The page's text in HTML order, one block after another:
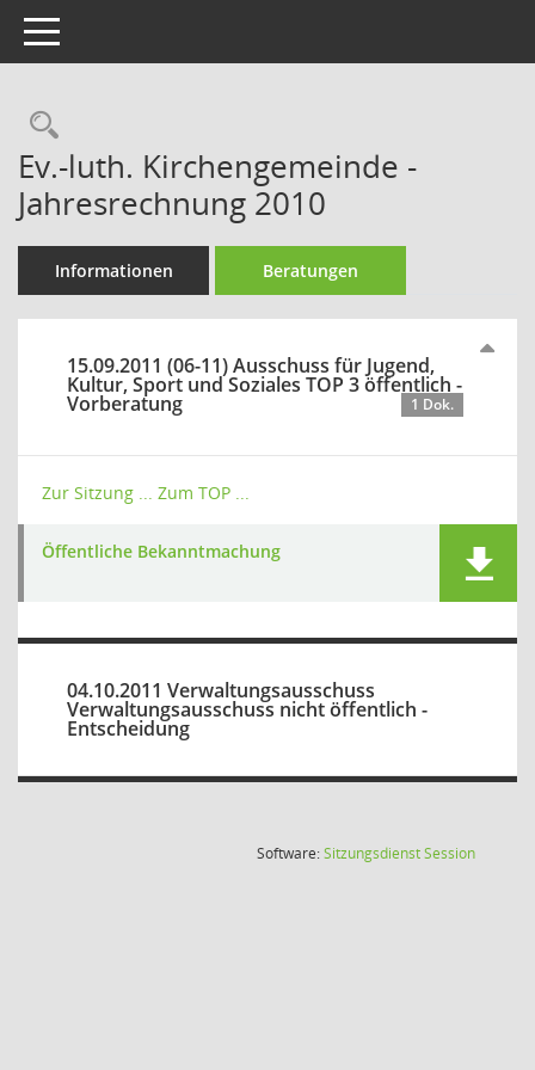
Toggle navigation
Rechercheauswahl
Ev.-luth. Kirchengemeinde -
Jahresrechnung 2010
Informationen Beratungen
15.09.2011 (06-11) Ausschuss für Jugend,
Kultur, Sport und Soziales TOP 3 öffentlich -
Vorberatung 1 Dok.
Zur Sitzung ... Zum TOP ...
Öffentliche Bekanntmachung
04.10.2011 Verwaltungsausschuss
Verwaltungsausschuss nicht öffentlich -
Entscheidung
Software:SitzungsdienstSession(Wird in